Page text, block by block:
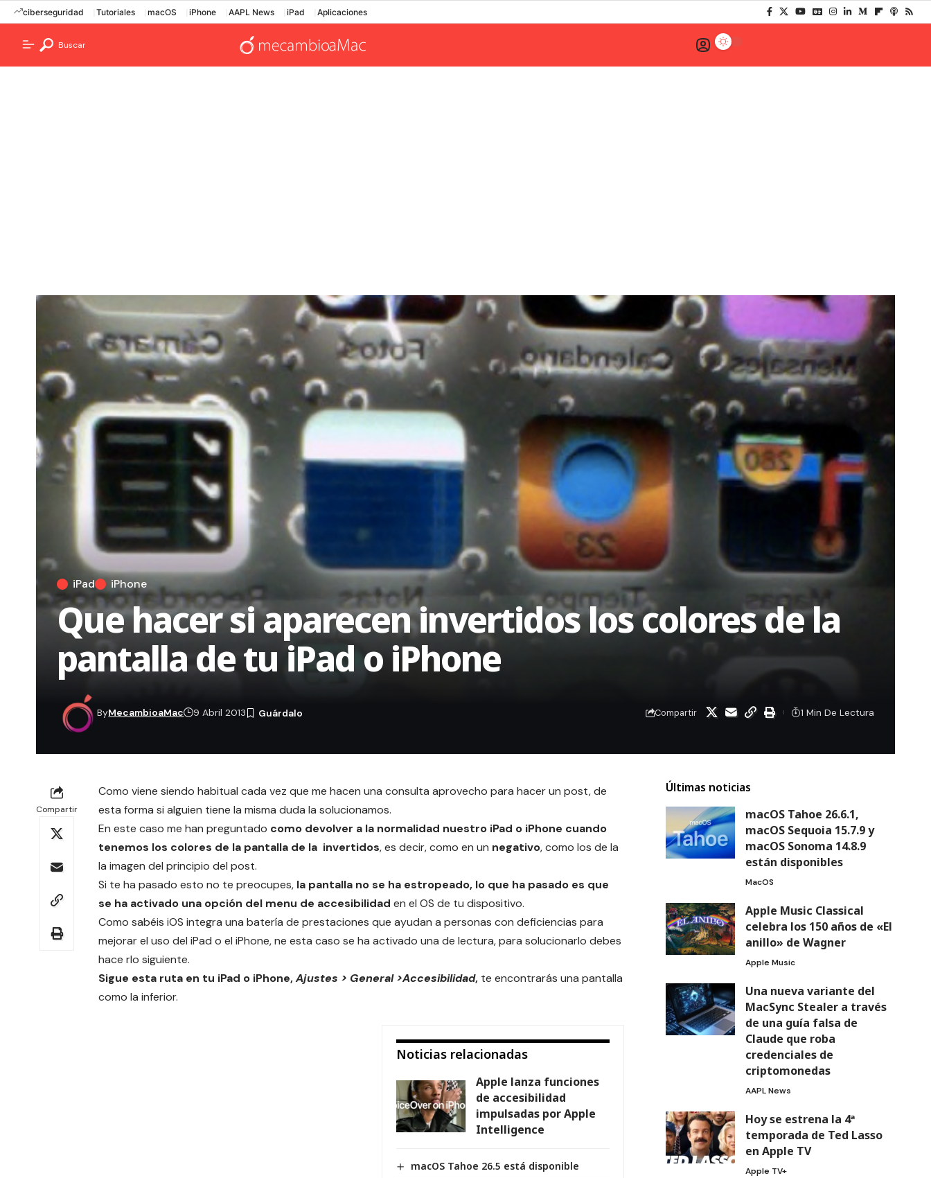
ciberseguridad Tutoriales macOS iPhone AAPL News iPad Aplicaciones
Buscar
iPad iPhone
Que hacer si aparecen invertidos los colores de la
pantalla de tu iPad o iPhone
ByMecambioaMac 9 Abril 2013 Compartir 1 Min De Lectura
Compartir
Como viene siendo habitual cada vez que me hacen una consulta aprovecho para hacer un post, de
esta forma si alguien tiene la misma duda la solucionamos.
En este caso me han preguntado como devolver a la normalidad nuestro iPad o iPhone cuando
tenemos los colores de la pantalla de la invertidos, es decir, como en un negativo, como los de la
la imagen del principio del post.
Si te ha pasado esto no te preocupes, la pantalla no se ha estropeado, lo que ha pasado es que
se ha activado una opción del menu de accesibilidad en el OS de tu dispositivo.
Como sabéis iOS integra una batería de prestaciones que ayudan a personas con deficiencias para
mejorar el uso del iPad o el iPhone, ne esta caso se ha activado una de lectura, para solucionarlo debes
hace rlo siguiente.
Sigue esta ruta en tu iPad o iPhone,Ajustes > General >Accesibilidad, te encontrarás una pantalla
como la inferior.
Noticias relacionadas
Apple lanza funciones
de accesibilidad
impulsadas por Apple
Intelligence
macOS Tahoe 26.5 está disponible
Últimas noticias
macOS Tahoe 26.6.1,
macOS Sequoia 15.7.9 y
macOS Sonoma 14.8.9
están disponibles
MacOS
Apple Music Classical
celebra los 150 años de «El
anillo» de Wagner
Apple Music
Una nueva variante del
MacSync Stealer a través
de una guía falsa de
Claude que roba
credenciales de
criptomonedas
AAPL News
Hoy se estrena la 4ª
temporada de Ted Lasso
en Apple TV
Apple TV+